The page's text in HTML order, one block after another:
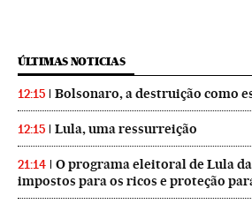
ÚLTIMAS NOTICIAS
12:15 Bolsonaro, a destruição como
12:15 Lula, uma ressurreição
21:14
O programa eleitoral de Lula
impostos para os ricos e proteção